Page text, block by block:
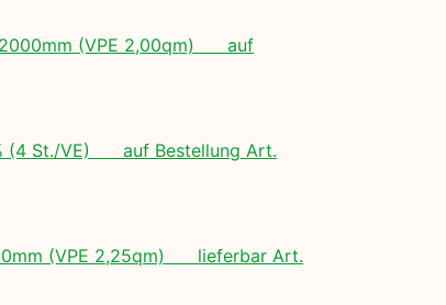
2000mm (VPE 2,00qm) auf
(4 St./VE) auf Bestellung Art.
(VPE 2,25qm) lieferbar Art.